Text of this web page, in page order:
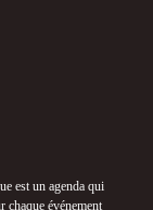
est un agenda qui
chaque événement